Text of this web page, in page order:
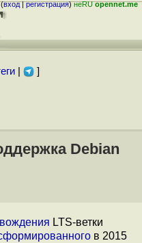
вход|регистрация)неRUopennet.me
| ]
Debian
LTS-ветки
в 2015